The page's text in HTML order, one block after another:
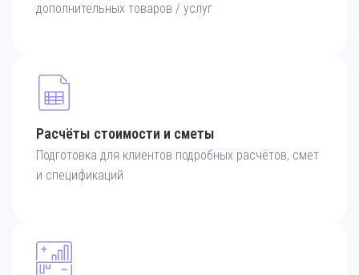
дополнительных товаров / услуг
Расчёты стоимости и сметы
Подготовка для клиентов подробных расчётов, смет
и спецификаций